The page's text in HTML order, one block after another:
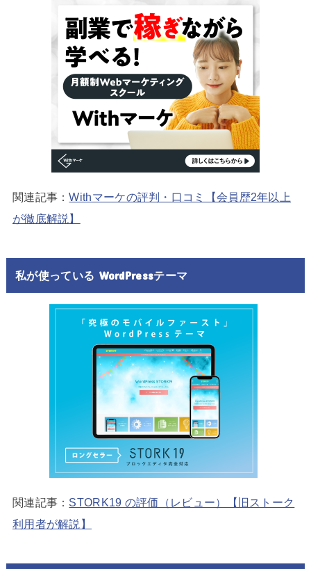
関連記事：Withマーケの評判・口コミ【会員歴2年以上
が徹底解説】
私が使っている WordPressテーマ
関連記事： STORK19 の評価（レビュー）【旧ストーク
利用者が解説】